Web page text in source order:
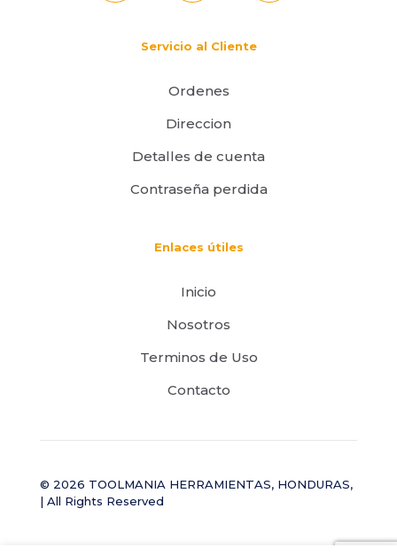
Servicio al Cliente
Ordenes
Direccion
Detalles de cuenta
Contraseña perdida
Enlaces útiles
Inicio
Nosotros
Terminos de Uso
Contacto
© 2026 TOOLMANIA HERRAMIENTAS, HONDURAS,
| All Rights Reserved